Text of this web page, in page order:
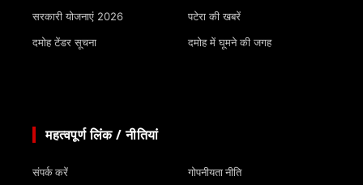
सरकारी योजनाएं 2026
दमोह टेंडर सूचना
पटेरा की खबरें
दमोह में घूमने की जगह
महत्वपूर्ण लिंक / नीतियां
संपर्क करें गोपनीयता नीति